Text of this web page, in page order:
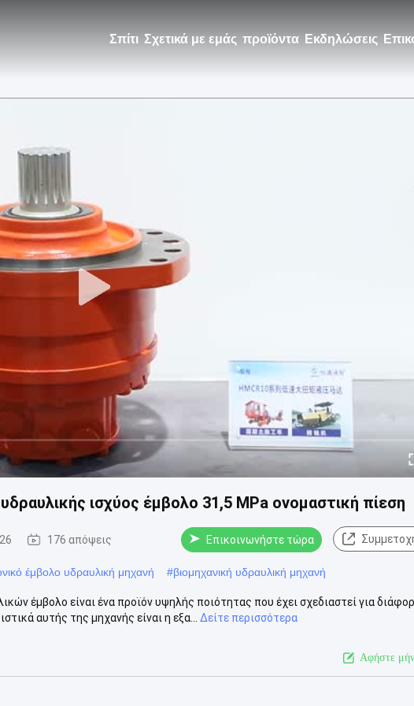
Σπίτι Σχετικά με εμάς προϊόντα Εκδηλώσεις
ισχύος έμβολο 31,5 MPa ονομαστική πίεση
176 απόψεις Επικοινωνήστε τώρα
έμβολο υδραυλική μηχανή #βιομηχανική υδραυλική μηχανή
έμβολο είναι ένα προϊόν υψηλής ποιότητας που έχει σχεδιαστεί για
αυτής της μηχανής είναι η εξα...
Δείτε περισσότερα
Αφήστε